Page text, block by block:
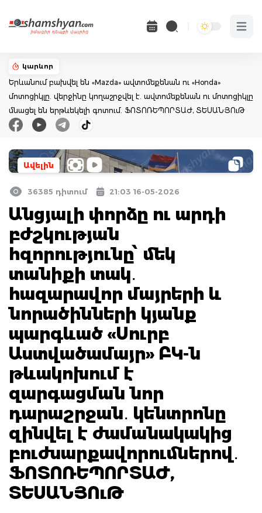
Open
կարևոր
Երևանում բախվել են «Mazda» ավտոմեքենան ու «Honda»
մոտոցիկլը. վերջինը կողաշրջվել է. ավտոմեքենան ու մոտոցիկլը
մնացել են երթևեկելի գոտում. ՖՈՏՈՌԵՊՈՐՏԱԺ, ՏԵՍԱՆՅՈւԹ
Ավելին
36385 դիտում 21:03 16-05-2026
Անցյալի փորձը ու արդի
բժշկության
հզորությունը՝ մեկ
տանիքի տակ․
հազարավոր մայրերի և
նորածինների կյանք
պարգևած «Սուրբ
Աստվածամայր» ԲԿ-ն
թևակոխում է
զարգացման նոր
դարաշրջան․ կենտրոնը
զինվել է ժամանակակից
բուժսարքավորումներով․
ՖՈՏՈՌԵՊՈՐՏԱԺ,
ՏԵՍԱՆՅՈւԹ